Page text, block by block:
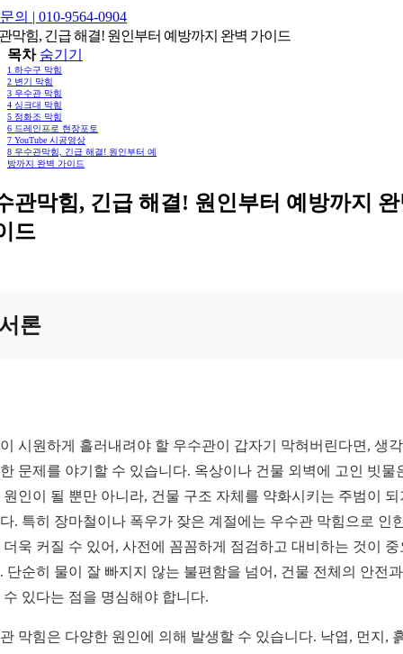
의 | 010-9564-0904
막힘, 긴급 해결! 원인부터 예방까지 완벽 가이드
목차 숨기기
1 하수구 막힘
2 변기 막힘
3 우수관 막힘
4 싱크대 막힘
5 정화조 막힘
6 드레인프로 현장포토
7 YouTube 시공영상
8 우수관막힘, 긴급 해결! 원인부터 예
방까지 완벽 가이드
관막힘, 긴급 해결! 원인부터 예방까지
드
론
시원하게 흘러내려야 할 우수관이 갑자기 막혀버린다면, 생
문제를 야기할 수 있습니다. 옥상이나 건물 외벽에 고인 빗물
원인이 될 뿐만 아니라, 건물 구조 자체를 약화시키는 주범이 되
. 특히 장마철이나 폭우가 잦은 계절에는 우수관 막힘으로 인
더욱 커질 수 있어, 사전에 꼼꼼하게 점검하고 대비하는 것이 중
단순히 물이 잘 빠지지 않는 불편함을 넘어, 건물 전체의 안전
수 있다는 점을 명심해야 합니다.
막힘은 다양한 원인에 의해 발생할 수 있습니다. 낙엽, 먼지,